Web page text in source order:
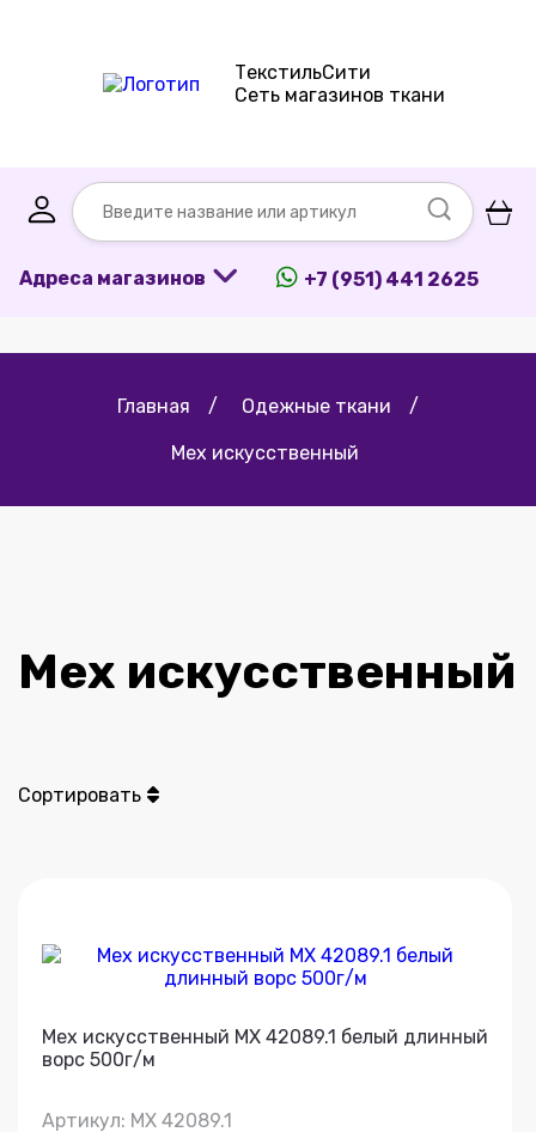
ТекстильСити
Сеть магазинов ткани
Адреса магазинов +7 (951) 441 2625
Главная / Одежные ткани /
Мех искусственный
Мех искусственный
Сортировать
Мех искусственный МХ 42089.1 белый длинный
ворс 500г/м
Артикул: МХ 42089.1